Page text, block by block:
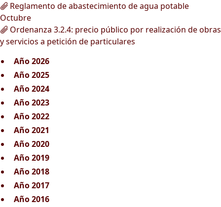
Reglamento de abastecimiento de agua potable
Octubre
Ordenanza 3.2.4: precio público por realización de obras
y servicios a petición de particulares
Año 2026
Año 2025
Año 2024
Año 2023
Año 2022
Año 2021
Año 2020
Año 2019
Año 2018
Año 2017
Año 2016